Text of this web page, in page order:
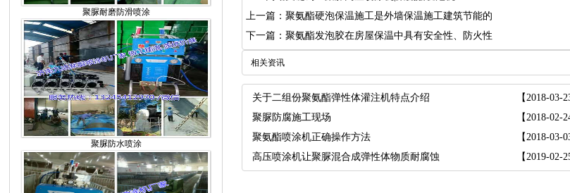
聚脲耐磨防滑喷涂
聚脲防水喷涂
上一篇：聚氨酯硬泡保温施工是外墙保温施工建筑节能的
下一篇：聚氨酯发泡胶在房屋保温中具有安全性、防火性
相关资讯
关于二组份聚氨酯弹性体灌注机特点介绍 【2018-03-
聚脲防腐施工现场
【2018-02-
聚氨酯喷涂机正确操作方法
【2018-03-
高压喷涂机让聚脲混合成弹性体物质耐腐蚀
【2019-02-